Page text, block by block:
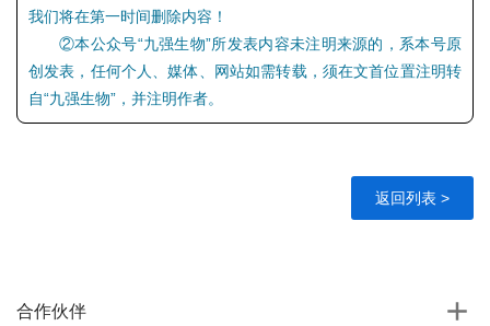
我们将在第一时间删除内容！
②本公众号“九强生物”所发表内容未注明来源的，系本号原
创发表，任何个人、媒体、网站如需转载，须在文首位置注明转
自“九强生物”，并注明作者。
返回列表 >
合作伙伴